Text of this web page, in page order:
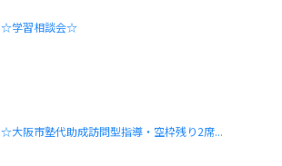
☆学習相談会☆
☆大阪市塾代助成訪問型指導・空枠残り2席...